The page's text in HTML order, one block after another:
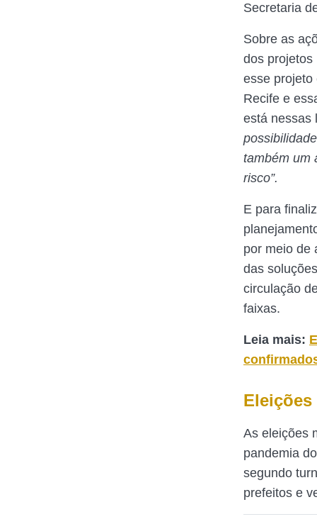
Secretaria
Sobre as
dos projetos
esse projeto
Recife e
está nessas
também um
risco”.
E para
por meio de
das
circulação
faixas.
Leia mais:
Eleições
As eleições
pandemia
segundo
prefeitos e